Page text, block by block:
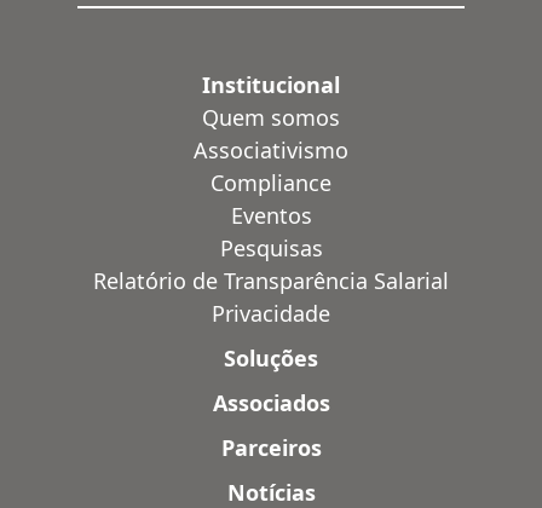
Institucional
Quem somos
Associativismo
Compliance
Eventos
Pesquisas
Relatório de Transparência Salarial
Privacidade
Soluções
Associados
Parceiros
Notícias